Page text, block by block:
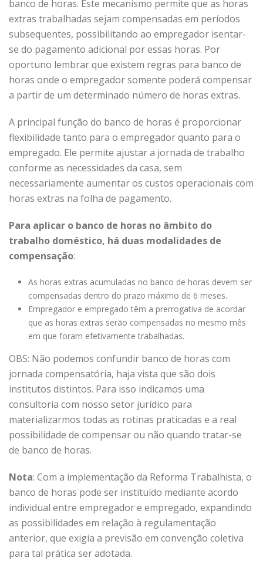
banco de horas. Este mecanismo permite que as horas
extras trabalhadas sejam compensadas em períodos
subsequentes, possibilitando ao empregador isentar-
se do pagamento adicional por essas horas. Por
oportuno lembrar que existem regras para banco de
horas onde o empregador somente poderá compensar
a partir de um determinado número de horas extras.
A principal função do banco de horas é proporcionar
flexibilidade tanto para o empregador quanto para o
empregado. Ele permite ajustar a jornada de trabalho
conforme as necessidades da casa, sem
necessariamente aumentar os custos operacionais com
horas extras na folha de pagamento.
Para aplicar o banco de horas no âmbito do
trabalho doméstico, há duas modalidades de
compensação:
As horas extras acumuladas no banco de horas devem ser
compensadas dentro do prazo máximo de 6 meses.
Empregador e empregado têm a prerrogativa de acordar
que as horas extras serão compensadas no mesmo mês
em que foram efetivamente trabalhadas.
OBS: Não podemos confundir banco de horas com
jornada compensatória, haja vista que são dois
institutos distintos. Para isso indicamos uma
consultoria com nosso setor jurídico para
materializarmos todas as rotinas praticadas e a real
possibilidade de compensar ou não quando tratar-se
de banco de horas.
Nota: Com a implementação da Reforma Trabalhista, o
banco de horas pode ser instituído mediante acordo
individual entre empregador e empregado, expandindo
as possibilidades em relação à regulamentação
anterior, que exigia a previsão em convenção coletiva
para tal prática ser adotada.